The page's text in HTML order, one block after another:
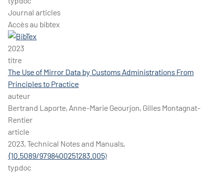
Journal articles
Accès au bibtex
2023
titre
The Use of Mirror Data by Customs Administrations From
Principles to Practice
auteur
Bertrand Laporte, Anne-Marie Geourjon, Gilles Montagnat-
Rentier
article
2023, Technical Notes and Manuals,
⟨10.5089/9798400251283.005⟩
typdoc